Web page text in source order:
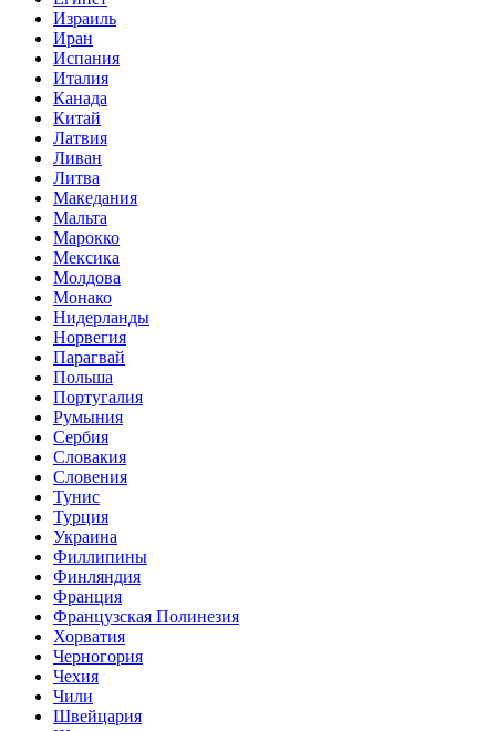
Израиль
Иран
Испания
Италия
Канада
Китай
Латвия
Ливан
Литва
Македания
Мальта
Марокко
Мексика
Молдова
Монако
Нидерланды
Норвегия
Парагвай
Польша
Португалия
Румыния
Сербия
Словакия
Словения
Тунис
Турция
Украина
Филлипины
Финляндия
Франция
Французская Полинезия
Хорватия
Черногория
Чехия
Чили
Швейцария